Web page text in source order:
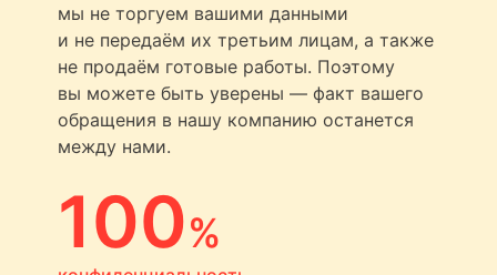
мы не торгуем вашими данными
и не передаём их третьим лицам, а также
не продаём готовые работы. Поэтому
вы можете быть уверены — факт вашего
обращения в нашу компанию останется
между нами.
100%